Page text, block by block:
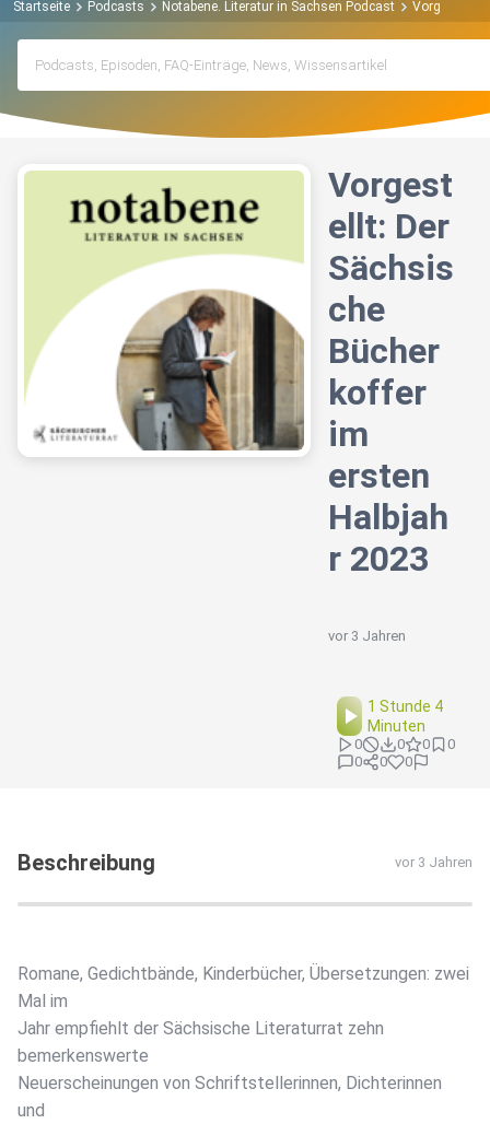
Startseite Podcasts Notabene. Literatur in Sachsen Podcast Vorgestellt:
Vorgest
ellt: Der
Sächsis
che
Bücher
koffer
im
ersten
Halbjah
r 2023
vor 3 Jahren
1 Stunde 4
Minuten
0 0 0
0
0
0 0
Beschreibung vor 3 Jahren
Romane, Gedichtbände, Kinderbücher, Übersetzungen: zwei
Mal im
Jahr empfiehlt der Sächsische Literaturrat zehn
bemerkenswerte
Neuerscheinungen von Schriftstellerinnen, Dichterinnen
und